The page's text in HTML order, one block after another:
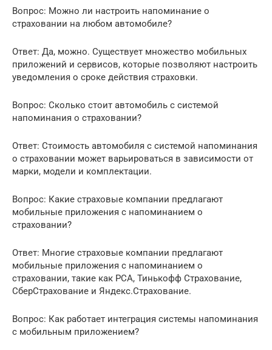
Вопрос: Можно ли настроить напоминание о
страховании на любом автомобиле?
Ответ: Да, можно. Существует множество мобильных
приложений и сервисов, которые позволяют настроить
уведомления о сроке действия страховки.
Вопрос: Сколько стоит автомобиль с системой
напоминания о страховании?
Ответ: Стоимость автомобиля с системой напоминания
о страховании может варьироваться в зависимости от
марки, модели и комплектации.
Вопрос: Какие страховые компании предлагают
мобильные приложения с напоминанием о
страховании?
Ответ: Многие страховые компании предлагают
мобильные приложения с напоминанием о
страховании, такие как РСА, Тинькофф Страхование,
СберСтрахование и Яндекс.Страхование.
Вопрос: Как работает интеграция системы напоминания
с мобильным приложением?